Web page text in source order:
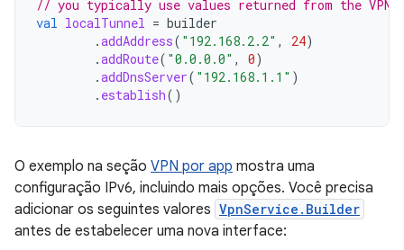
// you typically use values returned from the VPN
val localTunnel = builder
.addAddress( "192.168.2.2" , 24)
.addRoute( "0.0.0.0" , 0)
.addDnsServer( "192.168.1.1" )
. establish()
O exemplo na seção VPN por app mostra uma
configuração IPv6, incluindo mais opções. Você precisa
adicionar os seguintes valores VpnService.Builder
antes de estabelecer uma nova interface: